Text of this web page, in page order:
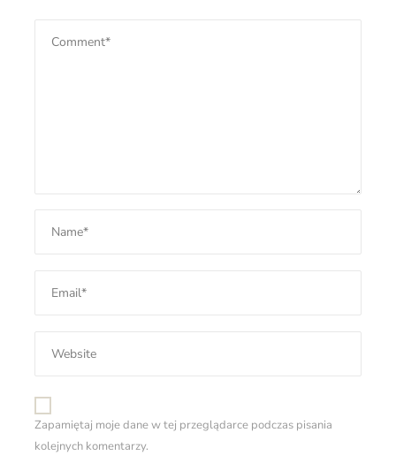
Zapamiętaj moje dane w tej przeglądarce podczas pisania
kolejnych komentarzy.